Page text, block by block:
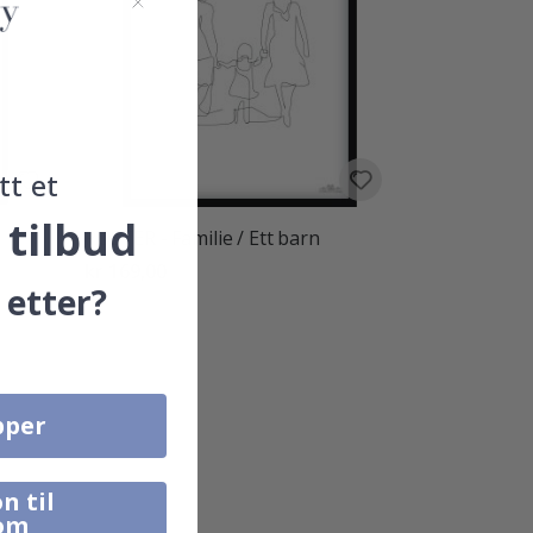
POSTER - Familie / Ett barn
et
tilbud
etter?
til